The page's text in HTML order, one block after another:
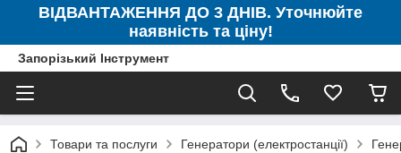
ВІДВАНТАЖЕННЯ ДО 3 ДНІВ. Уточнюйте
наявність та ціну!
Запорізький Інструмент
Товари та послуги Генератори (електростанції)